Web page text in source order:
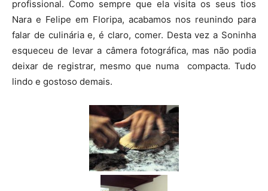
profissional. Como sempre que ela visita os seus tios
Nara e Felipe em Floripa, acabamos nos reunindo para
falar de culinária e, é claro, comer. Desta vez a Soninha
esqueceu de levar a câmera fotográfica, mas não podia
deixar de registrar, mesmo que numa compacta. Tudo
lindo e gostoso demais.